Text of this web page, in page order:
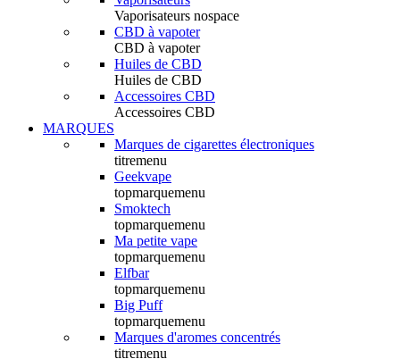
Vaporisateurs nospace
CBD à vapoter
CBD à vapoter
Huiles de CBD
Huiles de CBD
Accessoires CBD
Accessoires CBD
MARQUES
Marques de cigarettes électroniques
titremenu
Geekvape
topmarquemenu
Smoktech
topmarquemenu
Ma petite vape
topmarquemenu
Elfbar
topmarquemenu
Big Puff
topmarquemenu
Marques d'aromes concentrés
titremenu